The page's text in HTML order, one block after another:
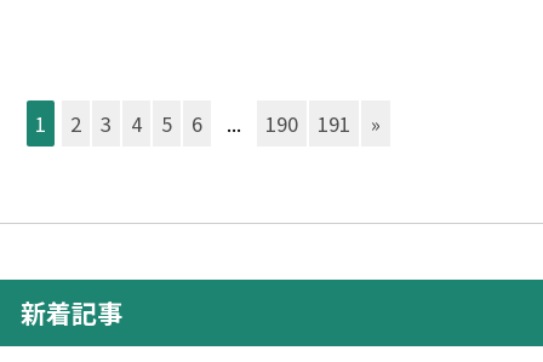
1 2 3 4 5 6 ... 190 191 »
新着記事